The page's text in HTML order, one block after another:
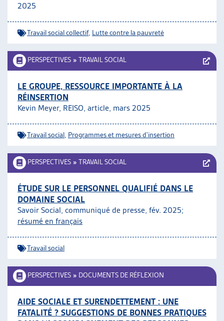
2025
Travail social collectif, Lutte contre la pauvreté
PERSPECTIVES » TRAVAIL SOCIAL
LE GROUPE, RESSOURCE IMPORTANTE À LA
RÉINSERTION
Kevin Meyer, REISO, article, mars 2025
Travail social Programmes et mesures d'insertion
PERSPECTIVES » TRAVAIL SOCIAL
ÉTUDE SUR LE PERSONNEL QUALIFIÉ DANS LE
DOMAINE SOCIAL
Savoir Social, communiqué de presse, fév. 2025;
résumé en français
Travail social
PERSPECTIVES » DOCUMENTS DE RÉFLEXION
AIDE SOCIALE ET SURENDETTEMENT : UNE
FATALITÉ ? SUGGESTIONS DE BONNES PRATIQUES